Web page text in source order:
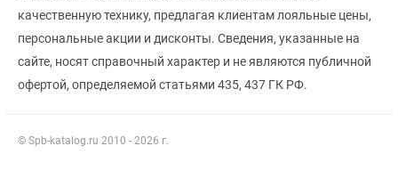
качественную технику, предлагая клиентам лояльные цены,
персональные акции и дисконты. Сведения, указанные на
сайте, носят справочный характер и не являются публичной
офертой, определяемой статьями 435, 437 ГК РФ.
© Spb-katalog.ru 2010 - 2026 г.